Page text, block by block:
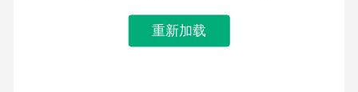
重新加载